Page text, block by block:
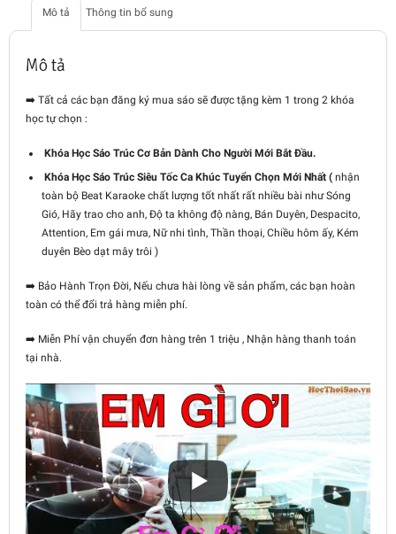
Mô tả Thông tin bổ sung
Mô tả
➡️ Tất cả các bạn đăng ký mua sáo sẽ được tặng kèm 1 trong 2 khóa
học tự chọn :
Khóa Học Sáo Trúc Cơ Bản Dành Cho Người Mới Bắt Đầu.
Khóa Học Sáo Trúc Siêu Tốc Ca Khúc Tuyển Chọn Mới Nhất ( nhận
toàn bộ Beat Karaoke chất lượng tốt nhất rất nhiều bài như Sóng
Gió, Hãy trao cho anh, Độ ta không độ nàng, Bán Duyên, Despacito,
Attention, Em gái mưa, Nữ nhi tình, Thần thoại, Chiều hôm ấy, Kém
duyên Bèo dạt mây trôi )
➡️ Bảo Hành Trọn Đời, Nếu chưa hài lòng về sản phẩm, các bạn hoàn
toàn có thể đổi trả hàng miễn phí.
➡️ Miễn Phí vận chuyển đơn hàng trên 1 triệu , Nhận hàng thanh toán
tại nhà.